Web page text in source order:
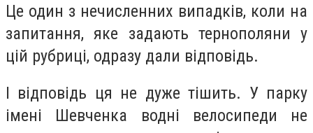
Це один з нечисленних випадків, коли на
запитання, яке задають тернополяни у
цій рубриці, одразу дали відповідь.
І відповідь ця не дуже тішить. У парку
імені Шевченка водні велосипеди не